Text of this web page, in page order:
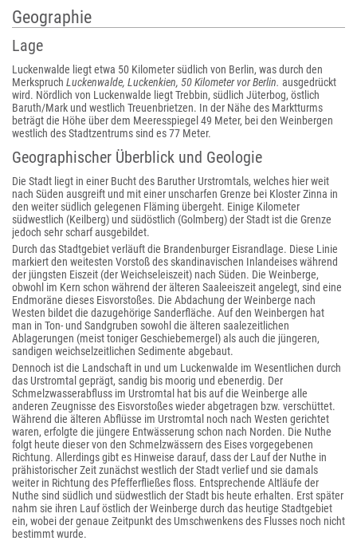
Geographie
Lage
Luckenwalde liegt etwa 50 Kilometer südlich von Berlin, was durch den
Merkspruch Luckenwalde, Luckenkien, 50 Kilometer vor Berlin. ausgedrückt
wird. Nördlich von Luckenwalde liegt Trebbin, südlich Jüterbog, östlich
Baruth/Mark und westlich Treuenbrietzen. In der Nähe des Marktturms
beträgt die Höhe über dem Meeresspiegel 49 Meter, bei den Weinbergen
westlich des Stadtzentrums sind es 77 Meter.
Geographischer Überblick und Geologie
Die Stadt liegt in einer Bucht des Baruther Urstromtals, welches hier weit
nach Süden ausgreift und mit einer unscharfen Grenze bei Kloster Zinna in
den weiter südlich gelegenen Fläming übergeht. Einige Kilometer
südwestlich (Keilberg) und südöstlich (Golmberg) der Stadt ist die Grenze
jedoch sehr scharf ausgebildet.
Durch das Stadtgebiet verläuft die Brandenburger Eisrandlage. Diese Linie
markiert den weitesten Vorstoß des skandinavischen Inlandeises während
der jüngsten Eiszeit (der Weichseleiszeit) nach Süden. Die Weinberge,
obwohl im Kern schon während der älteren Saaleeiszeit angelegt, sind eine
Endmoräne dieses Eisvorstoßes. Die Abdachung der Weinberge nach
Westen bildet die dazugehörige Sanderfläche. Auf den Weinbergen hat
man in Ton- und Sandgruben sowohl die älteren saalezeitlichen
Ablagerungen (meist toniger Geschiebemergel) als auch die jüngeren,
sandigen weichselzeitlichen Sedimente abgebaut.
Dennoch ist die Landschaft in und um Luckenwalde im Wesentlichen durch
das Urstromtal geprägt, sandig bis moorig und ebenerdig. Der
Schmelzwasserabfluss im Urstromtal hat bis auf die Weinberge alle
anderen Zeugnisse des Eisvorstoßes wieder abgetragen bzw. verschüttet.
Während die älteren Abflüsse im Urstromtal noch nach Westen gerichtet
waren, erfolgte die jüngere Entwässerung schon nach Norden. Die Nuthe
folgt heute dieser von den Schmelzwässern des Eises vorgegebenen
Richtung. Allerdings gibt es Hinweise darauf, dass der Lauf der Nuthe in
prähistorischer Zeit zunächst westlich der Stadt verlief und sie damals
weiter in Richtung des Pfefferfließes floss. Entsprechende Altläufe der
Nuthe sind südlich und südwestlich der Stadt bis heute erhalten. Erst später
nahm sie ihren Lauf östlich der Weinberge durch das heutige Stadtgebiet
ein, wobei der genaue Zeitpunkt des Umschwenkens des Flusses noch nicht
bestimmt wurde.